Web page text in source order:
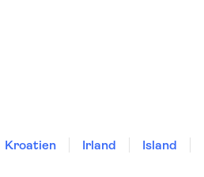
Kroatien Irland
Island